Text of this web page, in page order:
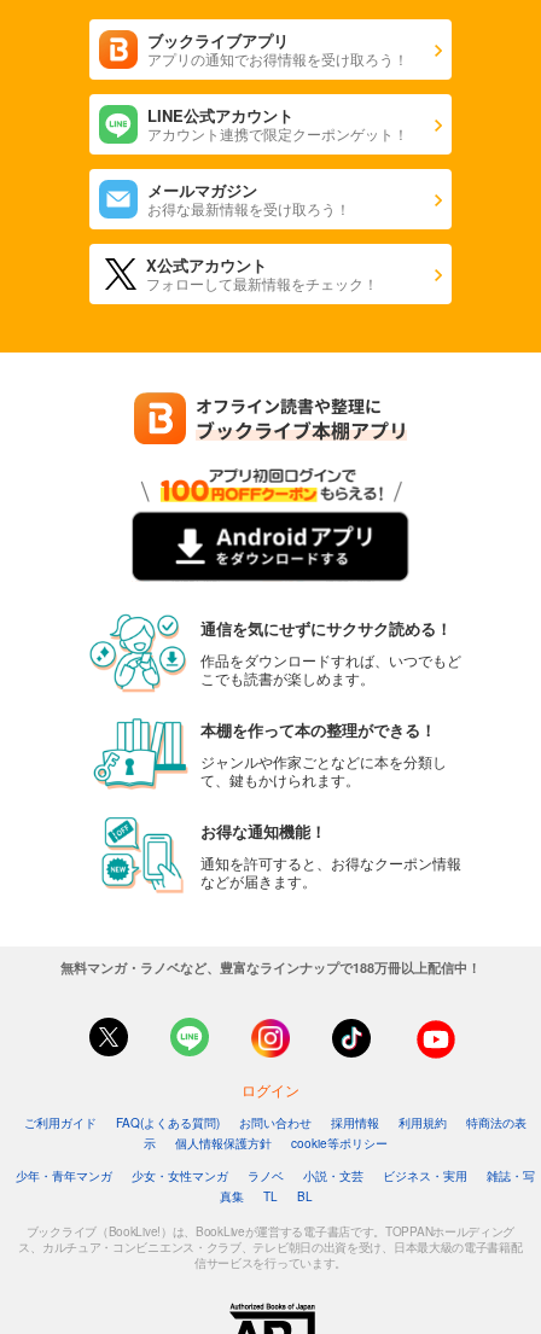
ブックライブアプリ
アプリの通知でお得情報を受け取ろう！
LINE公式アカウント
アカウント連携で限定クーポンゲット！
メールマガジン
お得な最新情報を受け取ろう！
X公式アカウント
フォローして最新情報をチェック！
通信を気にせずにサクサク読める！
作品をダウンロードすれば、いつでもど
こでも読書が楽しめます。
本棚を作って本の整理ができる！
ジャンルや作家ごとなどに本を分類し
て、鍵もかけられます。
お得な通知機能！
通知を許可すると、お得なクーポン情報
などが届きます。
無料マンガ・ラノベなど、豊富なラインナップで188万冊以上配信中！
ログイン
ご利用ガイド FAQ(よくある質問) お問い合わせ 採用情報 利用規約
特商法の表
示
個人情報保護方針
cookie等ポリシー
少年・青年マンガ
少女・女性マンガ ラノベ 小説・文芸 ビジネス・実用
雑誌・写
真集
TL BL
ブックライブ（BookLive!）は、BookLiveが運営する電子書店です。TOPPANホールディング
ス、カルチュア・コンビニエンス・クラブ、テレビ朝日の出資を受け、日本最大級の電子書籍配
信サービスを行っています。